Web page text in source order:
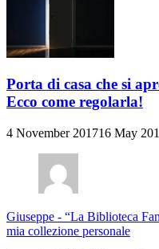
Porta di casa che si
Ecco come regolarla!
4 November 201716 May
Giuseppe - “La Biblioteca
mia collezione personale